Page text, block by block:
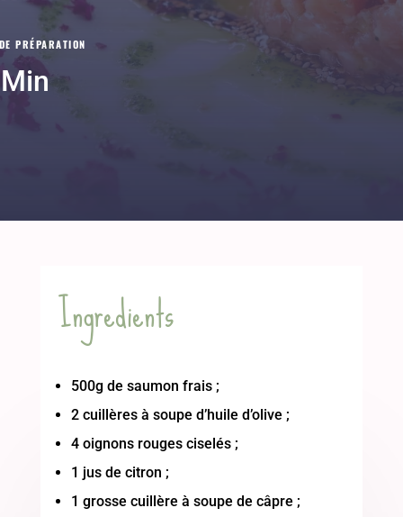
PRÉPARATION
Ingredients
500g de saumon frais ;
2 cuillères à soupe d’huile d’olive ;
4 oignons rouges ciselés ;
1 jus de citron ;
1 grosse cuillère à soupe de câpre ;